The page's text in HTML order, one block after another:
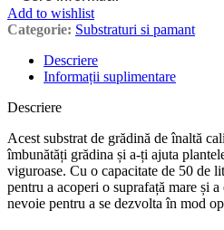
Add to wishlist
Categorie: Substraturi si pamant
Descriere
Informații suplimentare
Descriere
Acest substrat de grădină de înaltă
îmbunătăți grădina și a-ți ajuta
viguroase. Cu o capacitate de 50 de
pentru a acoperi o suprafață mare și
nevoie pentru a se dezvolta în mod